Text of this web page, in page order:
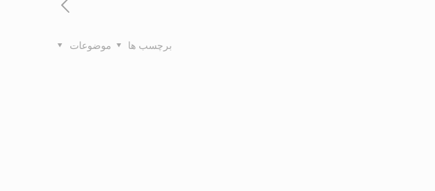
موضوعات برچسب ها